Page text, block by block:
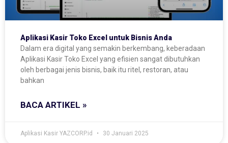
Aplikasi Kasir Toko Excel untuk Bisnis Anda
Dalam era digital yang semakin berkembang, keberadaan
Aplikasi Kasir Toko Excel yang efisien sangat dibutuhkan
oleh berbagai jenis bisnis, baik itu ritel, restoran, atau
bahkan
BACA ARTIKEL »
Aplikasi Kasir YAZCORP.id 30 Januari 2025